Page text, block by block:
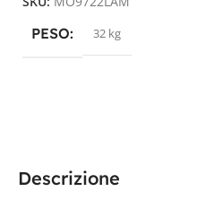
Descrizione
PESO 32 kg